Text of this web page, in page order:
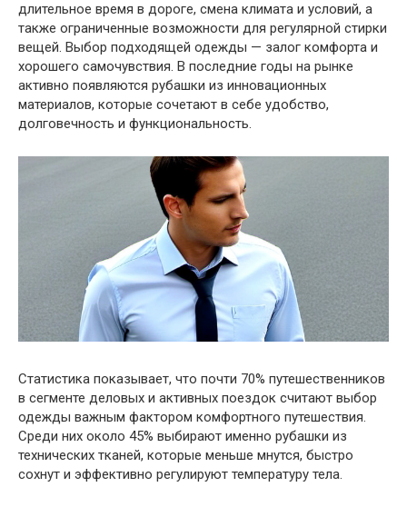
длительное время в дороге, смена климата и условий, а
также ограниченные возможности для регулярной стирки
вещей. Выбор подходящей одежды — залог комфорта и
хорошего самочувствия. В последние годы на рынке
активно появляются рубашки из инновационных
материалов, которые сочетают в себе удобство,
долговечность и функциональность.
Статистика показывает, что почти 70% путешественников
в сегменте деловых и активных поездок считают выбор
одежды важным фактором комфортного путешествия.
Среди них около 45% выбирают именно рубашки из
технических тканей, которые меньше мнутся, быстро
сохнут и эффективно регулируют температуру тела.